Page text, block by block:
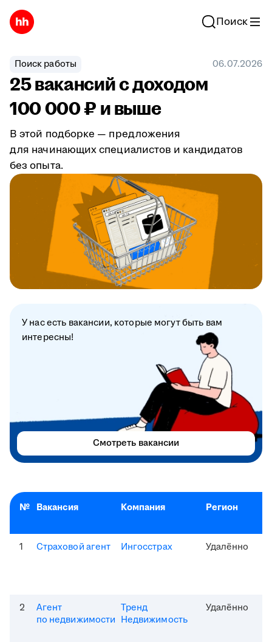
Поиск
Поиск работы 06.07.2026
25 вакансий с доходом
100 000 ₽ и выше
В этой подборке — предложения
для начинающих специалистов и кандидатов
без опыта.
№ Вакансия Компания Регион
1 Страховой агент Ингосстрах Удалённо
2
Агент
по недвижимости
Тренд
Недвижимость
Удалённо
У нас есть вакансии, которые могут быть вам
интересны!
Смотреть вакансии